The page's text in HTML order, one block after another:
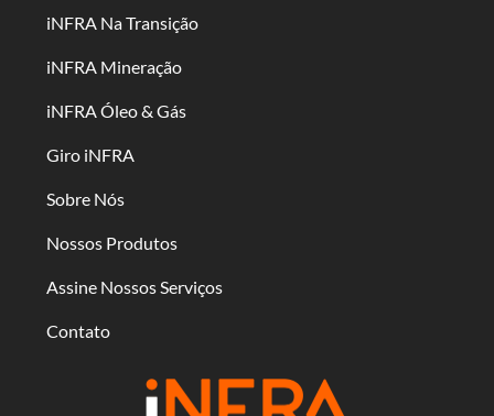
iNFRA Na Transição
iNFRA Mineração
iNFRA Óleo & Gás
Giro iNFRA
Sobre Nós
Nossos Produtos
Assine Nossos Serviços
Contato